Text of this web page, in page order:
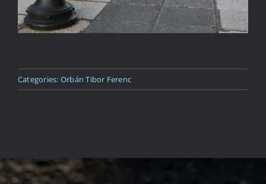
Categories: Orbán Tibor Ferenc